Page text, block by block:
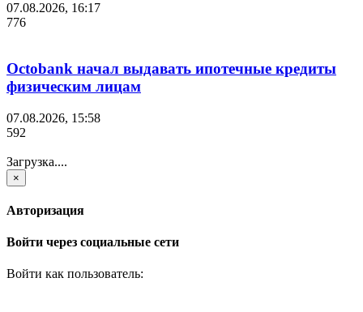
07.08.2026, 16:17
776
Octobank начал выдавать ипотечные кредиты
физическим лицам
07.08.2026, 15:58
592
Загрузка....
×
Авторизация
Войти через социальные сети
Войти как пользователь: